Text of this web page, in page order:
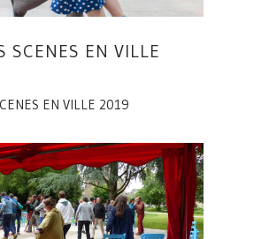
SCENES EN VILLE
EN VILLE 2019